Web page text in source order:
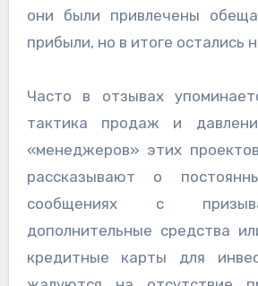
они были привлечены
прибыли, но в итоге остались
Часто в отзывах
тактика продаж и
«менеджеров» этих
рассказывают о
сообщениях с
дополнительные средства
кредитные карты для